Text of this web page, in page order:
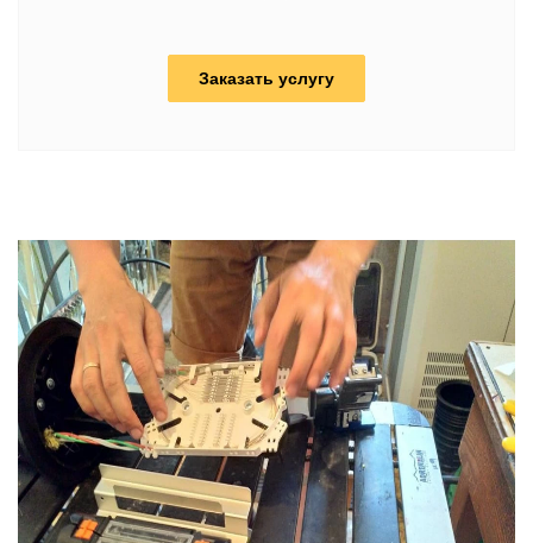
Заказать услугу